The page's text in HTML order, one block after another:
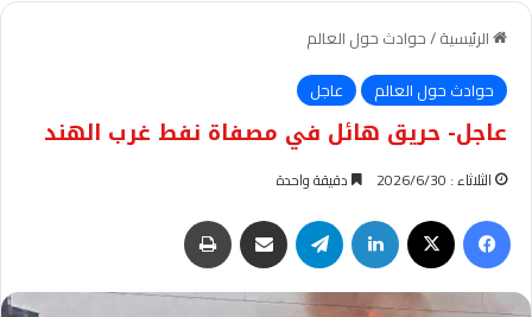
الرئيسية/حوادث حول العالم
حوادث حول العالم
عاجل
عاجل- حريق هائل في مصفاة نفط غرب الهند
الثلاثاء : 2026/6/30 دقيقة واحدة
فيسبوك لينكدإن تيلقرام مشاركة عبر البريد